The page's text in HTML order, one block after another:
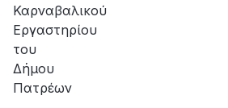
Καρναβαλικού
Εργαστηρίου
του
Δήμου
Πατρέων